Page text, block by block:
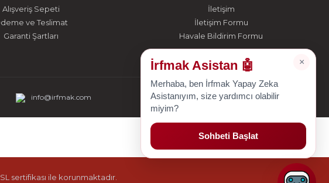
Alışveriş Sepeti
ve Teslimat
Garanti Şartları
İletişim
İletişim Formu
Havale Bildirim Formu
info@irfmak.com
sertifikası ile korunmaktadır.
×
İrfmak Asistan 🤖
Merhaba, ben İrfmak Yapay Zeka
Asistanıyım, size yardımcı olabilir
miyim?
Sohbeti Başlat